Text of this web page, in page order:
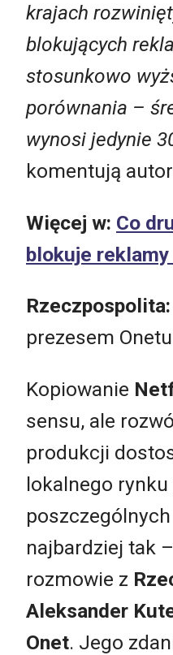
krajach
blokujących
stosunkowo
porównania –
wynosi jedynie
komentują
Więcej w: Co
blokuje reklamy
Rzeczpospolita:
prezesem Onetu
Kopiowanie
sensu, ale
produkcji
lokalnego
najbardziej tak
rozmowie z
Aleksander
Onet. Jego